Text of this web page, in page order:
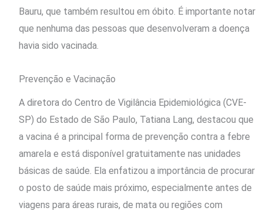
Bauru, que também resultou em óbito. É importante notar
que nenhuma das pessoas que desenvolveram a doença
havia sido vacinada.
Prevenção e Vacinação
A diretora do Centro de Vigilância Epidemiológica (CVE-
SP) do Estado de São Paulo, Tatiana Lang, destacou que
a vacina é a principal forma de prevenção contra a febre
amarela e está disponível gratuitamente nas unidades
básicas de saúde. Ela enfatizou a importância de procurar
o posto de saúde mais próximo, especialmente antes de
viagens para áreas rurais, de mata ou regiões com